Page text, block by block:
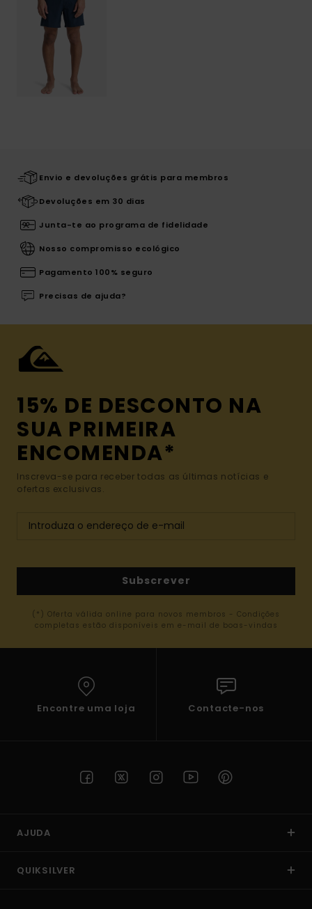
Envio e devoluções grátis para membros
Devoluções em 30 dias
Junta-te ao programa de fidelidade
Nosso compromisso ecológico
Pagamento 100% seguro
Precisas de ajuda?
15% DE DESCONTO NA
SUA PRIMEIRA
ENCOMENDA*
Inscreva-se para receber todas as últimas notícias e
ofertas exclusivas.
Subscrever
(*) Oferta válida online para novos membros - Condições
completas estão disponíveis em e-mail de boas-vindas
Encontre uma loja Contacte-nos
AJUDA
QUIKSILVER